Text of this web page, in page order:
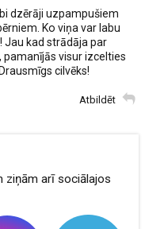
dzērāji uzpampušiem
Ko viņa var labu
Jau kad strādāja par
pamanījās visur izcelties
cilvēks!
Atbildēt
ziņām arī sociālajos